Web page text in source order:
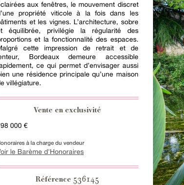
aux fenêtres, le mouvement discret
propriété viticole à la fois dans les
et les vignes. L’architecture, sobre
équilibrée, privilégie la régularité des
et la fonctionnalité des espaces.
cette impression de retrait et de
Bordeaux demeure accessible
ce qui permet d’envisager aussi
une résidence principale qu’une maison
villégiature.
Vente en exclusivité
000 €
à la charge du vendeur
le Barème d'Honoraires
Référence 536145